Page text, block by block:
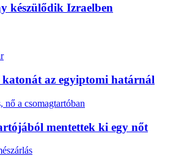
készülődik Izraelben
az egyiptomi határnál
mentettek ki egy nőt